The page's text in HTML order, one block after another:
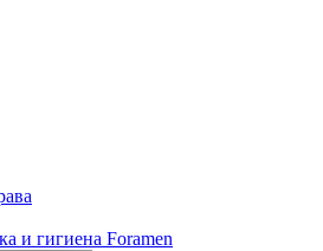
и гигиена Foramen